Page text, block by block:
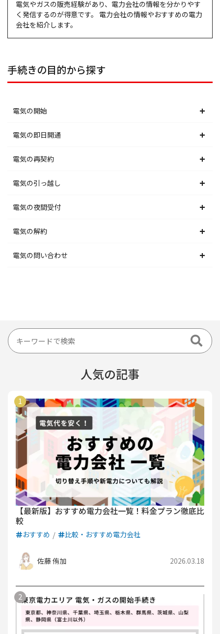
電気やガスの販売経験があり、電力会社の情報を分かりやす
く発信するのが得意です。 電力会社の情報やおすすめの電力
会社を紹介します。
手続きの目的から探す
電気の開始
北海道電力エリア
東北電力エリア
東京電力エリア
北陸電力エリア
中部電力エリア
関西電力エリア
電気の即日開通
北海道電力エリア
東北電力エリア
東京電力エリア
北陸電力エリア
中部電力エリア
九州電力エリア
電気の再契約
北海道電力エリア
東北電力エリア
東京電力エリア
北陸電力エリア
四国電力エリア
電気の引っ越し
北海道電力エリア
東北電力エリア
東京電力エリア
中国電力エリア
九州電力エリア
電気の夜間受付
北海道電力エリア
東北電力エリア
四国電力エリア
九州電力エリア
電気の解約
北海道電力エリア
中国電力エリア
四国電力エリア
九州電力エリア
電気の問い合わせ
関西電力エリア
中国電力エリア
四国電力エリア
九州電力エリア
人気の記事
【最新版】おすすめ電力会社一覧！料金プラン徹底比
較
おすすめ 比較・おすすめ電力会社
佐藤 侑加 2026.03.18